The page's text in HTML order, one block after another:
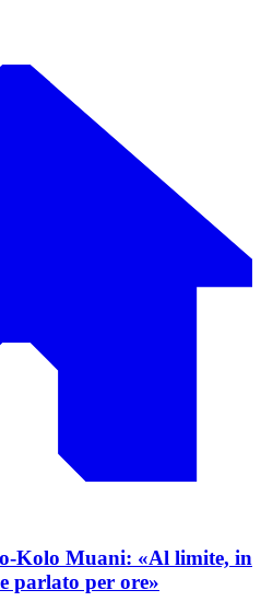
Kolo Muani: «Al limite, in
parlato per ore»